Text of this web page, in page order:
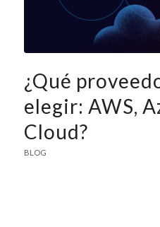
¿Qué
elegir: AWS,
Cloud?
BLOG